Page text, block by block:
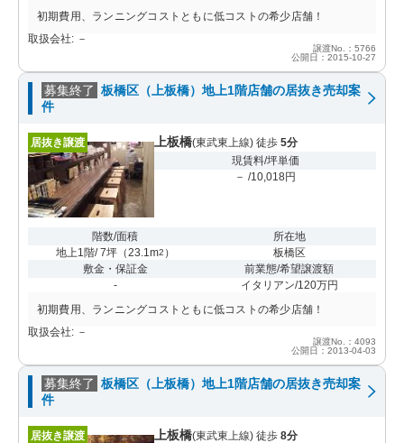
初期費用、ランニングコストともに低コストの希少店舗！
取扱会社: －
譲渡No.：5766
公開日：2015-10-27
募集終了 板橋区（上板橋）地上1階店舗の居抜き売却案
件
居抜き譲渡 上板橋(東武東上線) 徒歩 5分
現賃料/坪単価
－ /10,018円
階数/面積
地上1階/ 7坪（23.1m2 ）
所在地
板橋区
敷金・保証金
-
前業態/希望譲渡額
イタリアン/120万円
初期費用、ランニングコストともに低コストの希少店舗！
取扱会社: －
譲渡No.：4093
公開日：2013-04-03
募集終了 板橋区（上板橋）地上1階店舗の居抜き売却案
件
居抜き譲渡 上板橋(東武東上線) 徒歩 8分